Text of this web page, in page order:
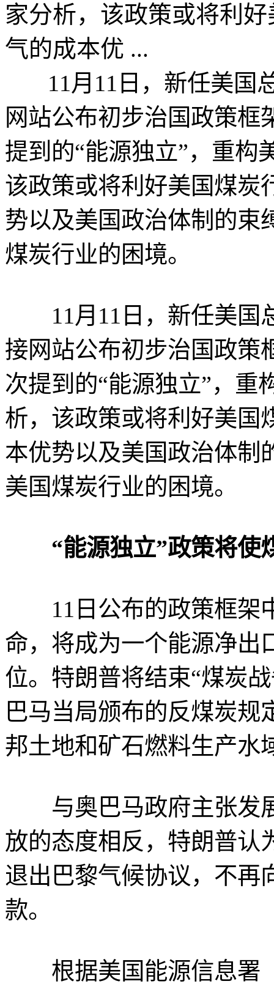
家分析，该政策或将利
气的成本优 ...
11月11日，新任美国
网站公布初步治国政策框
提到的“能源独立”，重构
该政策或将利好美国煤炭
势以及美国政治体制的束
煤炭行业的困境。
11月11日，新任美国
接网站公布初步治国政策
次提到的“能源独立”，重
析，该政策或将利好美国
本优势以及美国政治体制
美国煤炭行业的困境。
“能源独立”政策将使
11日公布的政策框架
命，将成为一个能源净出
位。特朗普将结束“煤炭
巴马当局颁布的反煤炭规
邦土地和矿石燃料生产水
与奥巴马政府主张发
放的态度相反，特朗普认
退出巴黎气候协议，不再
款。
根据美国能源信息署